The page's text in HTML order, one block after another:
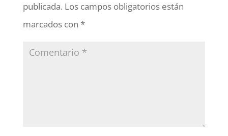
publicada. Los campos obligatorios están
marcados con *